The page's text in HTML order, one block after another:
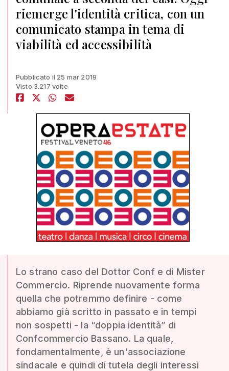
riemerge l'identità critica, con un
comunicato stampa in tema di
viabilità ed accessibilità
Pubblicato il 25 mar 2019
Visto 3.217 volte
Lo strano caso del Dottor Conf e di Mister
Commercio. Riprende nuovamente forma
quella che potremmo definire - come
abbiamo già scritto in passato e in tempi
non sospetti - la “doppia identità” di
Confcommercio Bassano. La quale,
fondamentalmente, è un'associazione
sindacale e quindi di tutela degli interessi